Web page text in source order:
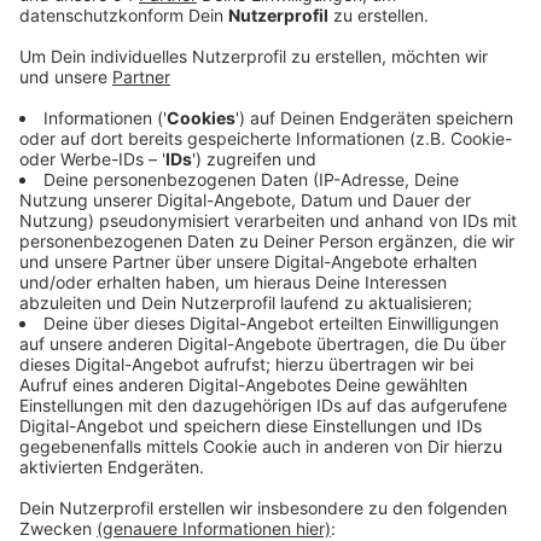
Zuvor hatte das Bündnis genügend Stimmen
gesammelt, um das Bürgerbegehren in den Stadtrat
einzubringen. Jetzt steht fest, dass die Hauptschulen
Kirschhecke und Neuwerk nicht geschlossen werden.
Der Stadtrat hat in seiner Sitzung über das
Bürgerbegehren abgestimmt und mehrheitlich dem
Bürgerbegehren zugestimmt. Die SPD Fraktion hätte
die Entscheidung gern in einem Bürgerentscheid
gesehen. Dazu kommt es nun nicht. Somit werden die
beiden Hauptschulen nicht, wie zunächst geplant,
auslaufen. Eltern können ihre Kinder damit vom 19. bis
zum 23. Februar dort anmelden. Die FDP begrüßt das
Bürgerbegehren - doch jetzt sei entscheidend, ob die
Schulen ihre zweite Chance nutzen können und genug
Anmeldezahlen erreichen.
Anzeige